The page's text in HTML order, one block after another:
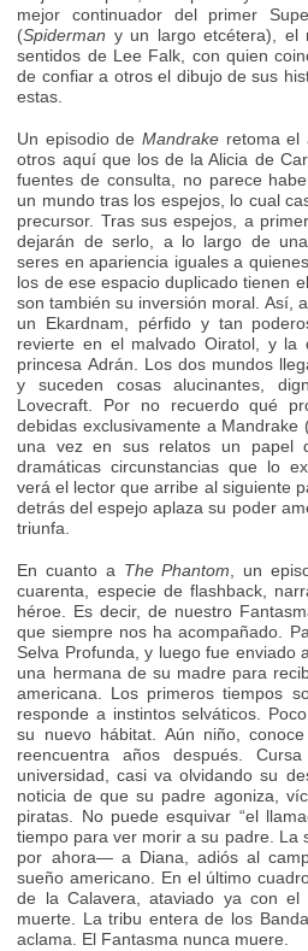
mejor continuador del primer
(Spiderman y un largo etcétera), el
sentidos de Lee Falk, con quien
de confiar a otros el dibujo de sus
estas.
Un episodio de Mandrake retoma el
otros aquí que los de la Alicia de
fuentes de consulta, no parece
un mundo tras los espejos, lo cual
precursor. Tras sus espejos, a
dejarán de serlo, a lo largo de
seres en apariencia iguales a
los de ese espacio duplicado tienen
son también su inversión moral. Así,
un Ekardnam, pérfido y tan
revierte en el malvado Oiratol, y la
princesa Adrán. Los dos mundos
y suceden cosas alucinantes,
Lovecraft. Por no recuerdo qué
debidas exclusivamente a
una vez en sus relatos un papel
dramáticas circunstancias que lo
verá el lector que arribe al siguiente
detrás del espejo aplaza su poder
triunfa.
En cuanto a The Phantom , un
cuarenta, especie de flashback,
héroe. Es decir, de nuestro
que siempre nos ha acompañado.
Selva Profunda, y luego fue enviado
una hermana de su madre para
americana. Los primeros tiempos
responde a instintos selváticos.
su nuevo hábitat. Aún niño,
reencuentra años después.
universidad, casi va olvidando su
noticia de que su padre agoniza,
piratas. No puede esquivar “el
tiempo para ver morir a su padre.
por ahora— a Diana, adiós al
sueño americano. En el último
de la Calavera, ataviado ya con
muerte. La tribu entera de los
aclama. El Fantasma nunca muere.